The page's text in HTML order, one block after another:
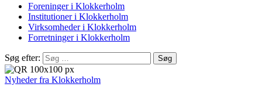
Foreninger i Klokkerholm
Institutioner i Klokkerholm
Virksomheder i Klokkerholm
Forretninger i Klokkerholm
Søg efter:
Nyheder fra Klokkerholm